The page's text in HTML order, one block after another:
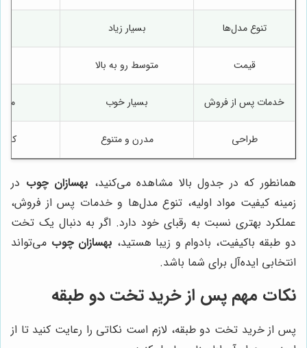
تنوع مدل‌ها بسیار زیاد
قیمت متوسط رو به بالا
خدمات پس از فروش بسیار خوب
طراحی مدرن و متنوع
همانطور که در جدول بالا مشاهده می‌کنید، بهسازان چوب در
زمینه کیفیت مواد اولیه، تنوع مدل‌ها و خدمات پس از فروش،
عملکرد بهتری نسبت به رقبای خود دارد. اگر به دنبال یک تخت
دو طبقه باکیفیت، بادوام و زیبا هستید، بهسازان چوب می‌تواند
انتخابی ایده‌آل برای شما باشد.
نکات مهم پس از خرید تخت دو طبقه
پس از خرید تخت دو طبقه، لازم است نکاتی را رعایت کنید تا از